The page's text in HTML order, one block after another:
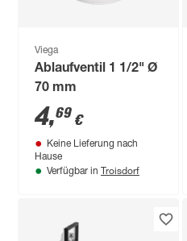
Viega
Ablaufventil 1 1/2" Ø
70 mm
4,69 €
Keine Lieferung nach
Hause
Verfügbar in Troisdorf